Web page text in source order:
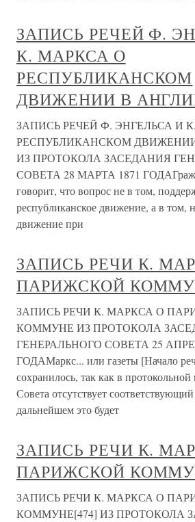
ЗАПИСЬ РЕЧЕЙ Ф.
К. МАРКСА О
РЕСПУБЛИКАНСКОМ
ДВИЖЕНИИ В
ЗАПИСЬ РЕЧЕЙ Ф. ЭНГЕЛЬСА И
РЕСПУБЛИКАНСКОМ
ИЗ ПРОТОКОЛА ЗАСЕДАНИЯ
СОВЕТА 28 МАРТА 1871
говорит, что вопрос не в том,
республиканское движение, а в том,
движение при
ЗАПИСЬ РЕЧИ К.
ПАРИЖСКОЙ
ЗАПИСЬ РЕЧИ К. МАРКСА О
КОММУНЕ ИЗ ПРОТОКОЛА
ГЕНЕРАЛЬНОГО СОВЕТА 25
ГОДАМаркс... или газеты [Начало
сохранилось, так как в
Совета отсутствует
дальнейшем это будет
ЗАПИСЬ РЕЧИ К.
ПАРИЖСКОЙ
ЗАПИСЬ РЕЧИ К. МАРКСА О
КОММУНЕ[474] ИЗ ПРОТОКОЛА